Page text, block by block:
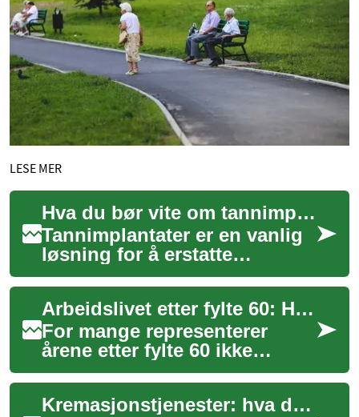
LESE MER
Hva du bør vite om tannimplantater
Tannimplantater er en vanlig
løsning for å erstatte
manglende tenner og
gjenskape funksjon og
estetikk i munnen. En i...
Arbeidslivet etter fylte 60: Hva er mulig?
For mange representerer
årene etter fylte 60 ikke
slutten på en karriere, men
heller en ny fase med
spennende mulighe...
Kremasjonstjenester: hva de omfatter og hva du bør vite